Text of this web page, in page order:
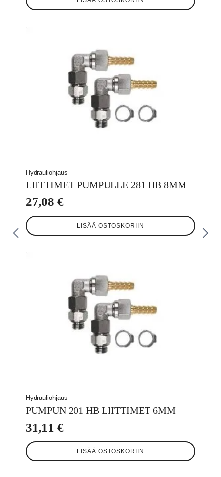
Hydrauliohjaus
LIITTIMET PUMPULLE 281 HB 8MM
27,08 €
LISÄÄ OSTOSKORIIN
Hydrauliohjaus
PUMPUN 201 HB LIITTIMET 6MM
31,11 €
LISÄÄ OSTOSKORIIN